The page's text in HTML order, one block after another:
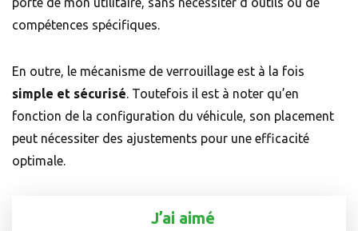
compétences spécifiques.
En outre, le mécanisme de verrouillage est à la fois
simple et sécurisé. Toutefois il est à noter qu’en
fonction de la configuration du véhicule, son placement
peut nécessiter des ajustements pour une efficacité
optimale.
J’ai aimé